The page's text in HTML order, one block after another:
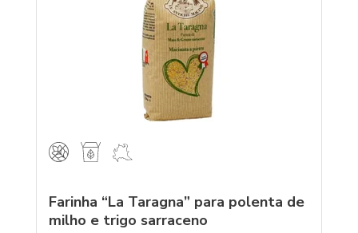
Farinha “La Taragna” para polenta de
milho e trigo sarraceno